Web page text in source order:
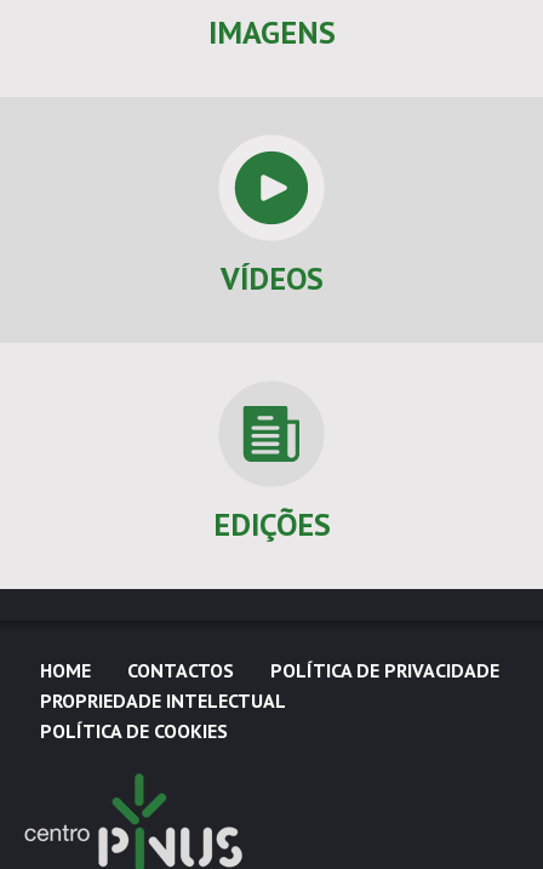
IMAGENS
VÍDEOS
EDIÇÕES
HOME CONTACTOS
POLÍTICA DE PRIVACIDADE
PROPRIEDADE INTELECTUAL
POLÍTICA DE COOKIES